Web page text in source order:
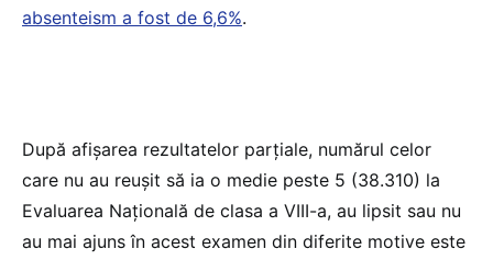
absenteism a fost de 6,6%.
După afișarea rezultatelor parțiale, numărul celor
care nu au reușit să ia o medie peste 5 (38.310) la
Evaluarea Națională de clasa a VIII-a, au lipsit sau nu
au mai ajuns în acest examen din diferite motive este